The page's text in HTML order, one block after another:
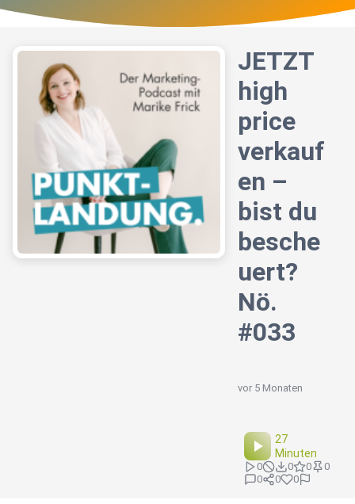
JETZT
high
price
verkauf
en –
bist du
besche
uert?
Nö.
#033
vor 5 Monaten
27
Minuten
0 0 0
0
0
0 0